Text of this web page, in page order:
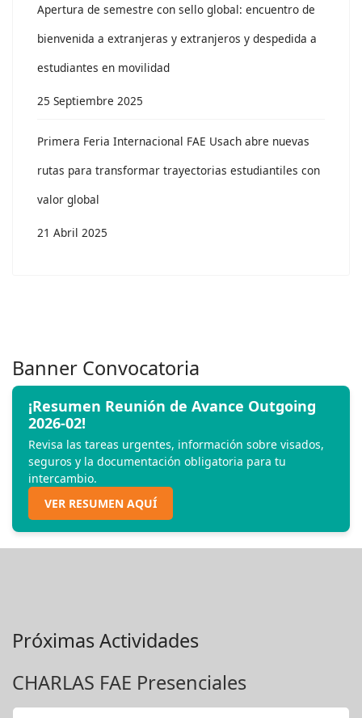
Apertura de semestre con sello global: encuentro de
bienvenida a extranjeras y extranjeros y despedida a
estudiantes en movilidad
25 Septiembre 2025
Primera Feria Internacional FAE Usach abre nuevas
rutas para transformar trayectorias estudiantiles con
valor global
21 Abril 2025
Banner Convocatoria
¡Resumen Reunión de Avance Outgoing
2026-02!
Revisa las tareas urgentes, información sobre visados,
seguros y la documentación obligatoria para tu
intercambio.
VER RESUMEN AQUÍ
Próximas Actividades
CHARLAS FAE Presenciales